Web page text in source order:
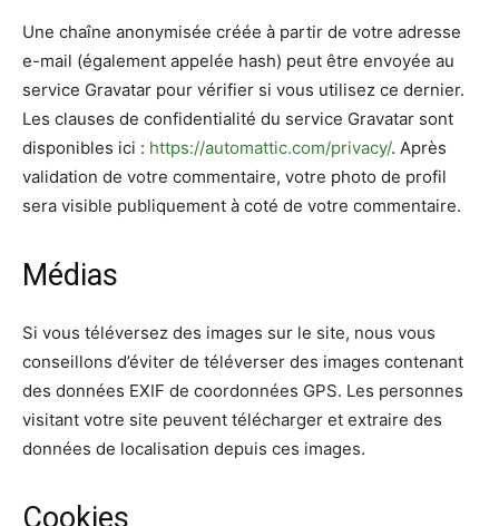
Une chaîne anonymisée créée à partir de votre adresse
e-mail (également appelée hash) peut être envoyée au
service Gravatar pour vérifier si vous utilisez ce dernier.
Les clauses de confidentialité du service Gravatar sont
disponibles ici : https://automattic.com/privacy/. Après
validation de votre commentaire, votre photo de profil
sera visible publiquement à coté de votre commentaire.
Médias
Si vous téléversez des images sur le site, nous vous
conseillons d’éviter de téléverser des images contenant
des données EXIF de coordonnées GPS. Les personnes
visitant votre site peuvent télécharger et extraire des
données de localisation depuis ces images.
Cookies